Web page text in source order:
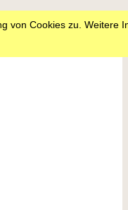
von Cookies zu. Weitere